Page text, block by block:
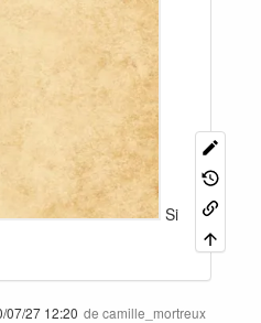
Si
07/27 12:20 de camille_mortreux